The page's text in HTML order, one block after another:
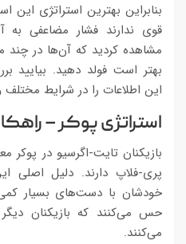
بنابراین بهترین استراتژی
قوی ندارند فشار مضاعفی به
مشاهده کردید که آن‌ها در
بهتر است فولد دهید. بیایید
این اطلاعات را در شرایط مختلف
استراتژی پوکر –
بازیکنان تایت-اگرسیو در پوکر
پری-فلاپ دارند. دلیل
خودشان با دست‌های بسیار
حس می‌کنند که بازیکنان
می‌کنند.